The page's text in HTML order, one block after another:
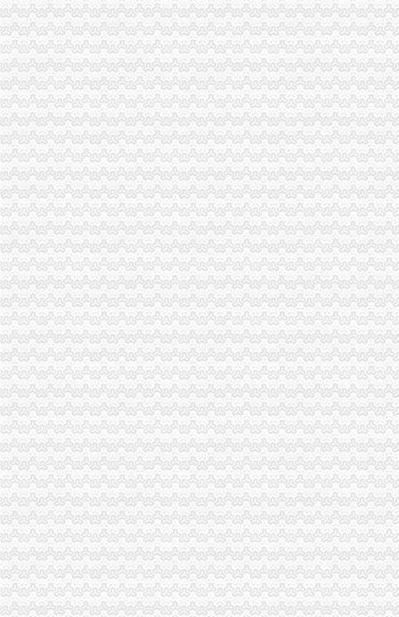
重庆测绘地理信息网
重庆市永川区烟草专卖局许可证注销况-重庆市烟草专卖局（公司）
重庆通信服务公司、中国邮政集团公司重庆市璧山区分公司、余昌德、